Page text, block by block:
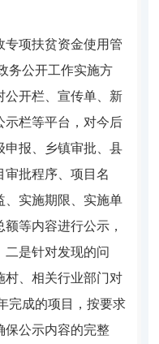
专项扶贫资金使用管
务公开工作实施方
公开栏、宣传单、新
示栏等平台，对今后
申报、乡镇审批、县
审批程序、项目名
、实施期限、实施单
等内容进行公示，
二是针对发现的问
村、相关行业部门对
完成的项目，按要求
保公示内容的完整